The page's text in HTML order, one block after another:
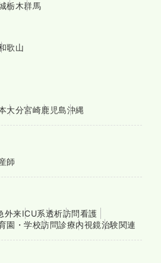
栃木群馬
歌山
大分宮崎鹿児島沖縄
師
外来ICU系透析訪問看護
園・学校訪問診療内視鏡治験関連